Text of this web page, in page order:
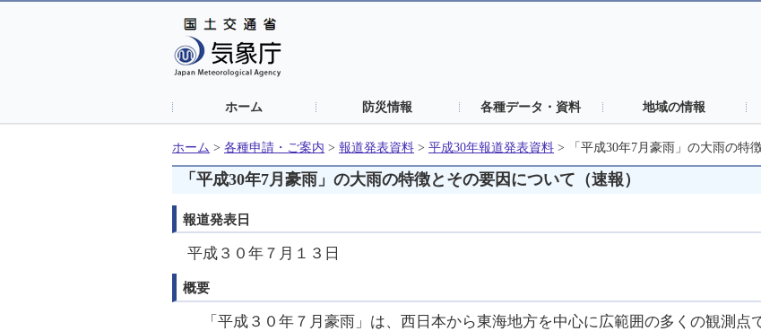
ホーム 防災情報 各種データ・資料 地域の情報
ホーム > 各種申請・ご案内 > 報道発表資料 > 平成30年報道発表資料 > 「平成30年7月豪雨」の大雨の特
「平成30年7月豪雨」の大雨の特徴とその要因について（速報）
報道発表日
平成３０年７月１３日
概要
「平成３０年７月豪雨」は、西日本から東海地方を中心に広範囲の多くの観測点